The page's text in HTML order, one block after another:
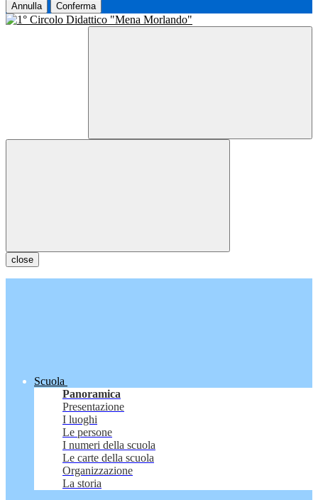
Annulla Conferma
close
Scuola
Panoramica
Presentazione
I luoghi
Le persone
I numeri della scuola
Le carte della scuola
Organizzazione
La storia